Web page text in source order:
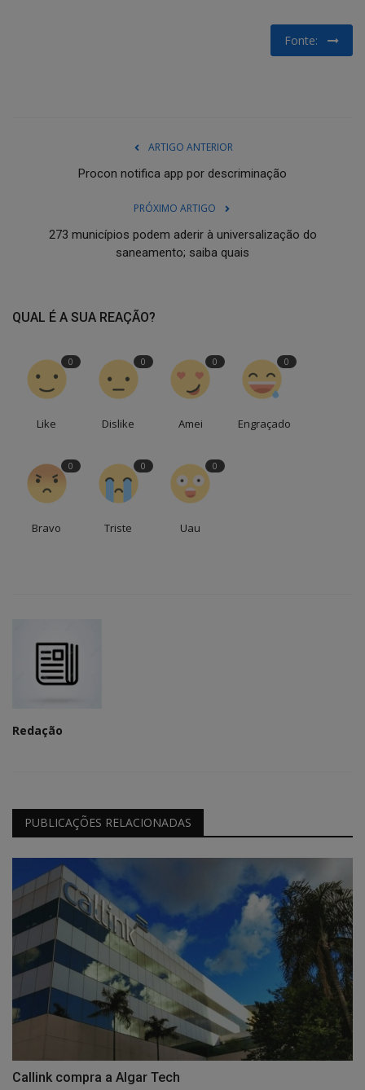
Fonte:
ARTIGO ANTERIOR
Procon notifica app por descriminação
PRÓXIMO ARTIGO
273 municípios podem aderir à universalização do
saneamento; saiba quais
QUAL É A SUA REAÇÃO?
0
Like
0
Dislike
0
Amei
0
Engraçado
0
Bravo
0
Triste
0
Uau
Redação
PUBLICAÇÕES RELACIONADAS
Callink compra a Algar Tech